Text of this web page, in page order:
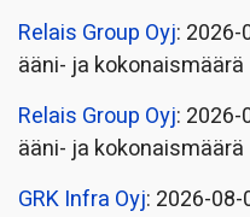
Relais Group Oyj: 2026-
ääni- ja kokonaismäärä
Relais Group Oyj: 2026-
ääni- ja kokonaismäärä
GRK Infra Oyj: 2026-